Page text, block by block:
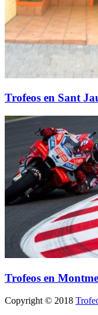
Trofeos en Sant
Trofeos en
Copyright © 2018